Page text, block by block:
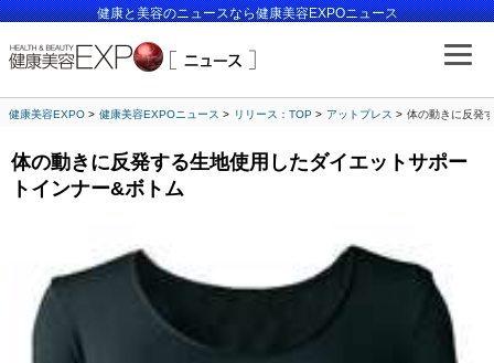
健康と美容のニュースなら健康美容EXPOニュース
健康美容EXPO 健康美容EXPOニュース リリース：TOP アットプレス 体の動きに反発
体の動きに反発する生地使用したダイエットサポー
トインナー&ボトム